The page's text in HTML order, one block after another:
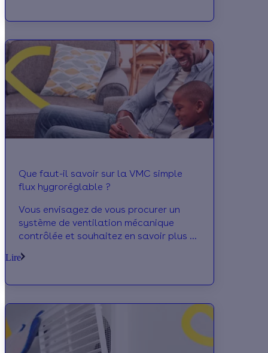
Que faut-il savoir sur la VMC simple
flux hygroréglable ?
Vous envisagez de vous procurer un
système de ventilation mécanique
contrôlée et souhaitez en savoir plus à
hygroréglable ? Calculeo vous
appareil, et vous présente les aides
disponibles, afin de pouvoir procéder à
sa mise en place !
Lire